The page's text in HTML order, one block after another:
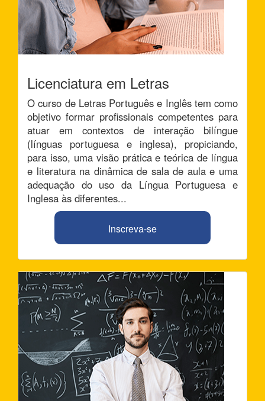
Licenciatura em Letras
O curso de Letras Português e Inglês tem como
objetivo formar profissionais competentes para
atuar em contextos de interação bilíngue
(línguas portuguesa e inglesa), propiciando,
para isso, uma visão prática e teórica de língua
e literatura na dinâmica de sala de aula e uma
adequação do uso da Língua Portuguesa e
Inglesa às diferentes...
Inscreva-se